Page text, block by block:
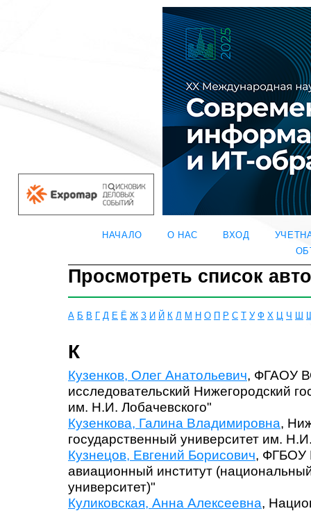
НАЧАЛО О НАС ВХОД
Просмотреть список
А Б В Г Д Е Ё Ж З И Й К Л М Н О П Р С Т У Ф Х Ц Ч Ш
К
Кузенков, Олег Анатольевич, ФГАОУ
исследовательский Нижегородский
им. Н.И. Лобачевского"
Кузенкова, Галина Владимировна,
государственный университет им.
Кузнецов, Евгений Борисович, ФГБОУ
авиационный институт
университет)"
Куликовская, Анна Алексеевна,